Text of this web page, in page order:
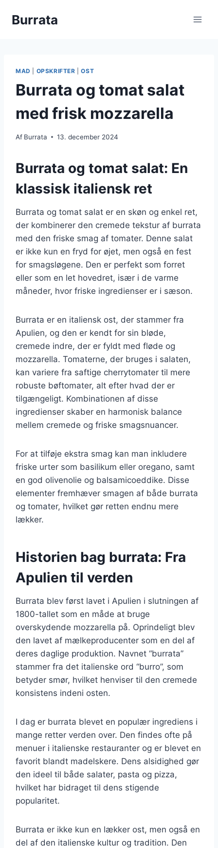
Burrata
MAD OPSKRIFTER |OST
Burrata og tomat salat
med frisk mozzarella
Af Burrata 13. december 2024
Burrata og tomat salat: En
klassisk italiensk ret
Burrata og tomat salat er en skøn og enkel ret,
der kombinerer den cremede tekstur af burrata
med den friske smag af tomater. Denne salat
er ikke kun en fryd for øjet, men også en fest
for smagsløgene. Den er perfekt som forret
eller som en let hovedret, især i de varme
måneder, hvor friske ingredienser er i sæson.
Burrata er en italiensk ost, der stammer fra
Apulien, og den er kendt for sin bløde,
cremede indre, der er fyldt med fløde og
mozzarella. Tomaterne, der bruges i salaten,
kan variere fra saftige cherrytomater til mere
robuste bøftomater, alt efter hvad der er
tilgængeligt. Kombinationen af disse
ingredienser skaber en harmonisk balance
mellem cremede og friske smagsnuancer.
For at tilføje ekstra smag kan man inkludere
friske urter som basilikum eller oregano, samt
en god olivenolie og balsamicoeddike. Disse
elementer fremhæver smagen af både burrata
og tomater, hvilket gør retten endnu mere
lækker.
Historien bag burrata: Fra
Apulien til verden
Burrata blev først lavet i Apulien i slutningen af
1800-tallet som en måde at bruge
overskydende mozzarella på. Oprindeligt blev
den lavet af mælkeproducenter som en del af
deres daglige produktion. Navnet “burrata”
stammer fra det italienske ord “burro”, som
betyder smør, hvilket henviser til den cremede
konsistens indeni osten.
I dag er burrata blevet en populær ingrediens i
mange retter verden over. Den findes ofte på
menuer i italienske restauranter og er blevet en
favorit blandt madelskere. Dens alsidighed gør
den ideel til både salater, pasta og pizza,
hvilket har bidraget til dens stigende
popularitet.
Burrata er ikke kun en lækker ost, men også en
del af den italienske kultur og tradition. Den